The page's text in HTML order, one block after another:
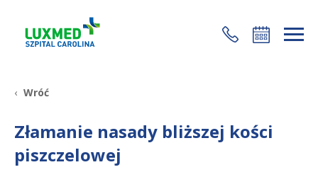
+48 22 35 58 200
Wróć
Złamanie nasady bliższej kości
piszczelowej